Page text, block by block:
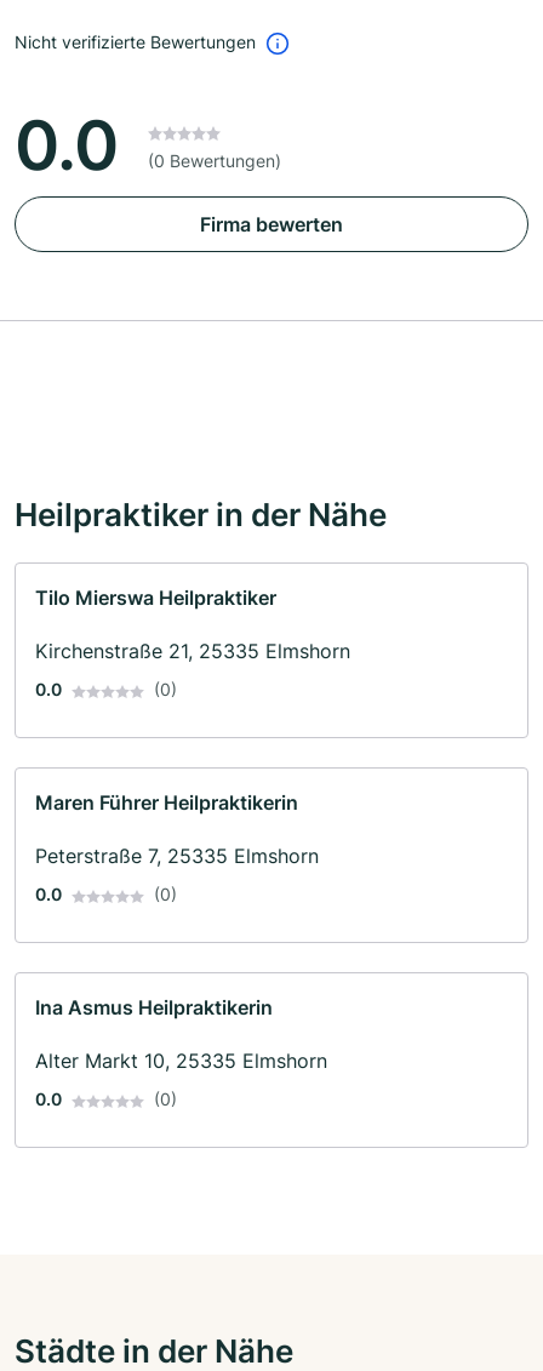
Nicht verifizierte Bewertungen
0.0 (0 Bewertungen)
Firma bewerten
Heilpraktiker in der Nähe
Tilo Mierswa Heilpraktiker
Kirchenstraße 21, 25335 Elmshorn
0.0 (0)
Maren Führer Heilpraktikerin
Peterstraße 7, 25335 Elmshorn
0.0 (0)
Ina Asmus Heilpraktikerin
Alter Markt 10, 25335 Elmshorn
0.0 (0)
Städte in der Nähe